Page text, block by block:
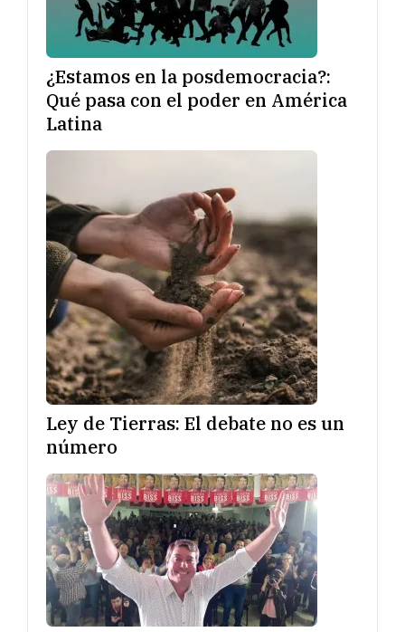
¿Estamos en la posdemocracia?:
Qué pasa con el poder en América
Latina
Ley de Tierras: El debate no es un
número